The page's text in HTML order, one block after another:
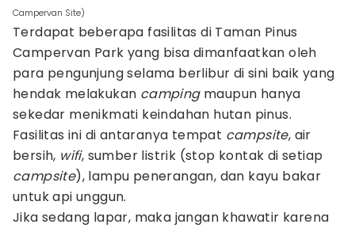
Campervan Site)
Terdapat beberapa fasilitas di Taman Pinus
Campervan Park yang bisa dimanfaatkan oleh
para pengunjung selama berlibur di sini baik yang
hendak melakukan campingmaupun hanya
sekedar menikmati keindahan hutan pinus.
Fasilitas ini di antaranya tempat campsite, air
bersih, wifi, sumber listrik (stop kontak di setiap
campsite), lampu penerangan, dan kayu bakar
untuk api unggun.
Jika sedang lapar, maka jangan khawatir karena